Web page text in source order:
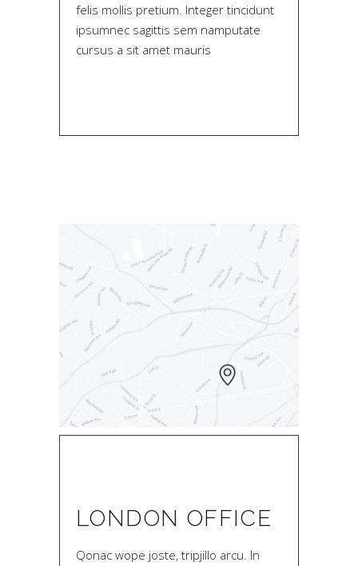
felis mollis pretium. Integer tincidunt
ipsumnec sagittis sem namputate
cursus a sit amet mauris
LONDON OFFICE
Qonac wope joste, tripjillo arcu. In